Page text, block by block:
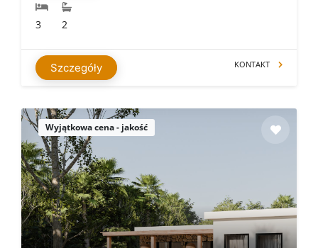
3 2
Szczegóły KONTAKT
Wyjątkowa cena - jakość